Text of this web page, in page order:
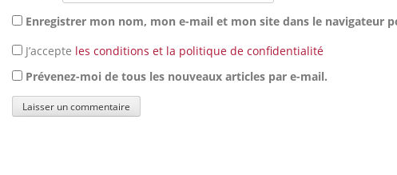
Enregistrer mon nom, mon e-mail et mon site dans le navigateur
J’accepte les conditions et la politique de confidentialité
Prévenez-moi de tous les nouveaux articles par e-mail.